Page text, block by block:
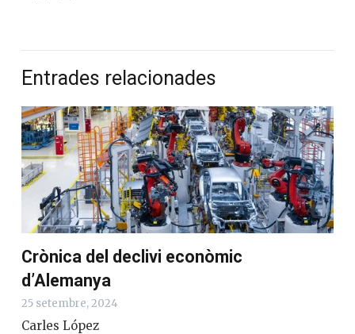
Entrades relacionades
Crònica del declivi econòmic
d’Alemanya
25 setembre, 2024
Carles López